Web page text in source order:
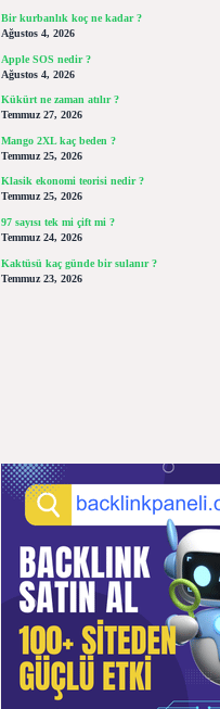
Bir kurbanlık koç ne kadar ?
Ağustos 4, 2026
Apple SOS nedir ?
Ağustos 4, 2026
Kükürt ne zaman atılır ?
Temmuz 27, 2026
Mango 2XL kaç beden ?
Temmuz 25, 2026
Klasik ekonomi teorisi nedir ?
Temmuz 25, 2026
97 sayısı tek mi çift mi ?
Temmuz 24, 2026
Kaktüsü kaç günde bir sulanır ?
Temmuz 23, 2026